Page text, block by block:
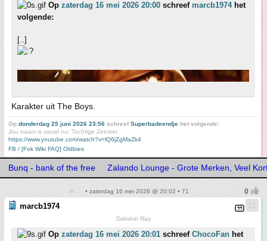
Op zaterdag 16 mei 2026 20:00 schreef marcb1974het
volgende:
[..]
Karakter uit The Boys.
Op donderdag 25 juni 2026 23:56 schreefSuperbadeendje het volgende:
Jou naam is vanaf nu: Tochtige Zeester.
https://www.youtube.com/watch?v=lQ6jZgMaZk4
FB / [Fok Wiki FAQ] Oldbies
Bunq - bank of the free Zalando Lounge - Grote Merken, Veel
• zaterdag 16 mei 2026 @ 20:02 • 71
marcb1974
Dakshin Ray
Op zaterdag 16 mei 2026 20:01 schreef ChocoFan het